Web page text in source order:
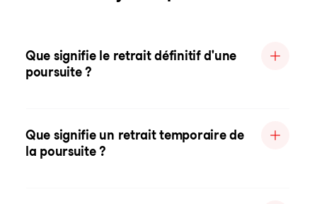
Que signifie le retrait définitif d'une
poursuite ?
Que signifie un retrait temporaire de
la poursuite ?